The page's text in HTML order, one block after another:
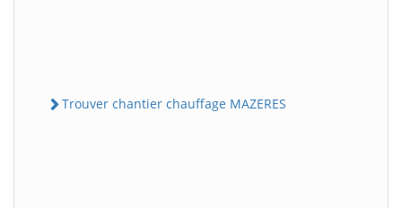
Trouver chantier chauffage MAZERES